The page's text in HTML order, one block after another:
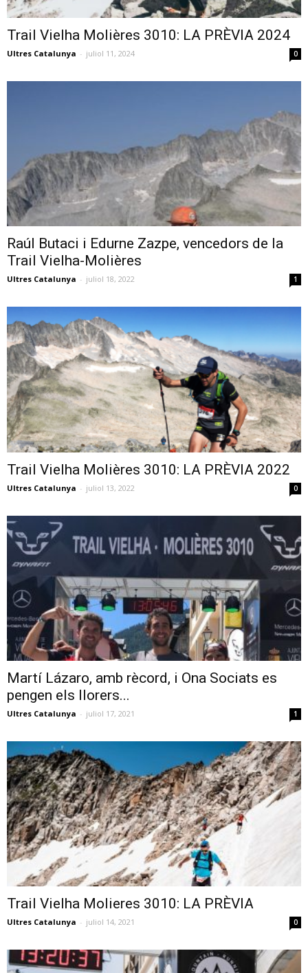
Trail Vielha Molières 3010: LA PRÈVIA 2024
Ultres Catalunya - juliol 11, 2024 0
Raúl Butaci i Edurne Zazpe, vencedors de la
Trail Vielha-Molières
Ultres Catalunya - juliol 18, 2022 1
Trail Vielha Molières 3010: LA PRÈVIA 2022
Ultres Catalunya - juliol 13, 2022 0
Martí Lázaro, amb rècord, i Ona Sociats es
pengen els llorers...
Ultres Catalunya - juliol 17, 2021 1
Trail Vielha Molieres 3010: LA PRÈVIA
Ultres Catalunya - juliol 14, 2021 0